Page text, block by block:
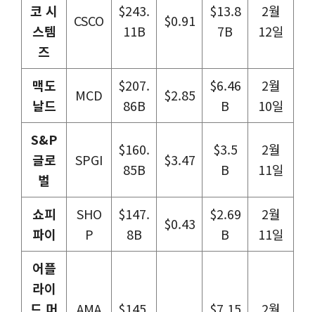
코 시
스템
즈
CSCO
$243.
11B
$0.91
$13.8
7B
2월
12일
맥도
날드
MCD
$207.
86B
$2.85
$6.46
B
2월
10일
S&P
글로
벌
SPGI
$160.
85B
$3.47
$3.5
B
2월
11일
쇼피
파이
SHO
P
$147.
8B
$0.43
$2.69
B
2월
11일
어플
라이
드 머
AMA $145. $7.15 2월